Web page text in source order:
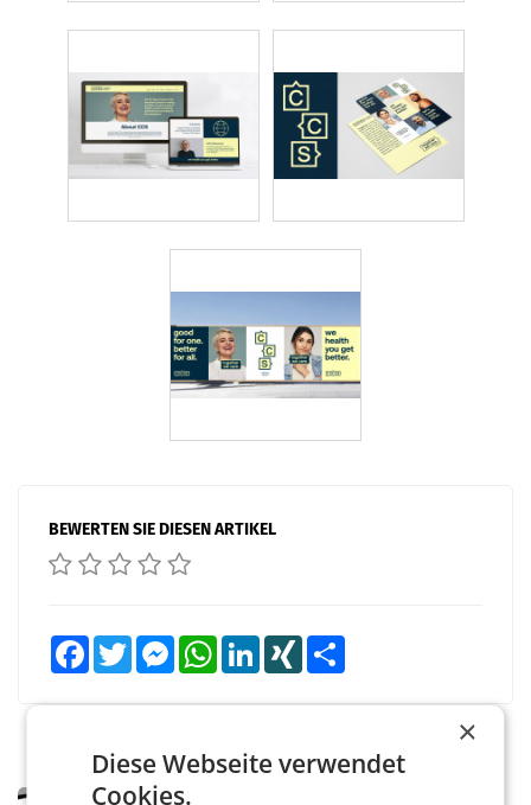
BEWERTEN SIE DIESEN ARTIKEL
FacebookTwitter MessengerWhatsAppLinkedInXING
MARKETING & MEDIA
×
Diese Webseite verwendet
Cookies.